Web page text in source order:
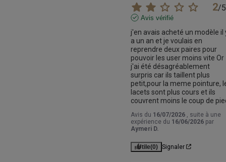
2/5
Avis vérifié
j'en avais acheté un modèle il
a un an et je voulais en
reprendre deux paires pour
pouvoir les user moins vite Or
j'ai été désagréablement
surpris car ils taillent plus
petit,pour la meme pointure,
lacets sont plus cours et ils
couvrent moins le coup de
Avis du 16/07/2026 , suite à une
expérience du 16/06/2026 par
Aymeri D.
Utile(0) Signaler